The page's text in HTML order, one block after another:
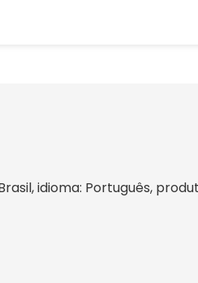
idioma: Português,